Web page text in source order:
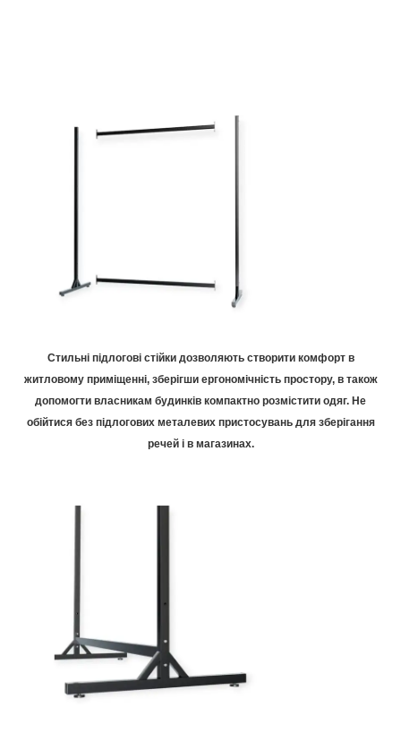
Стильні підлогові стійки дозволяють створити комфорт в
житловому приміщенні, зберігши ергономічність простору, в також
допомогти власникам будинків компактно розмістити одяг. Не
обійтися без підлогових металевих пристосувань для зберігання
речей і в магазинах.